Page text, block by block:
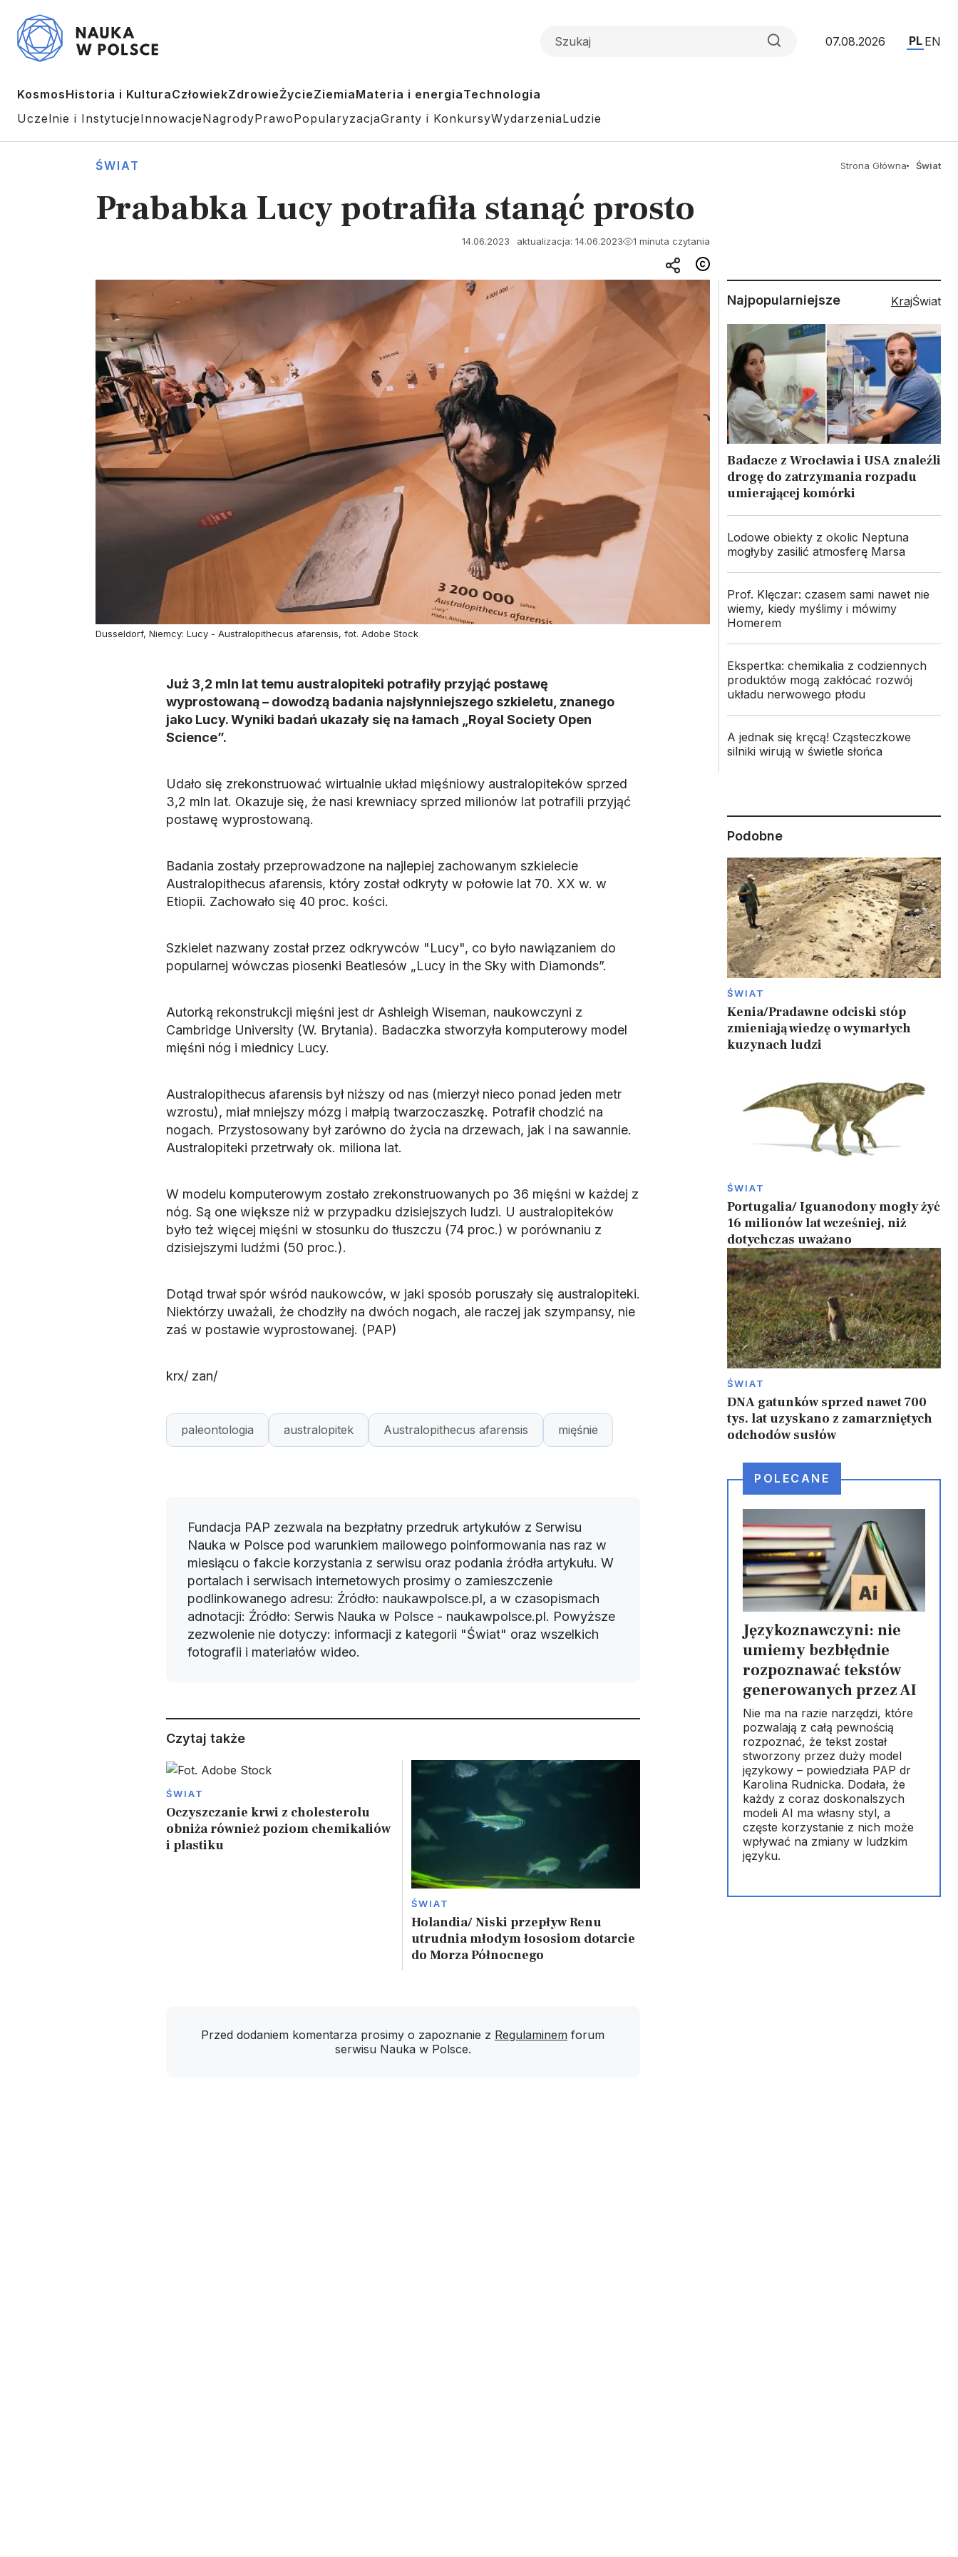
07.08.2026 PL EN
KosmosHistoria i KulturaCzłowiekZdrowieŻycieZiemiaMateria i energiaTechnologia
Uczelnie i InstytucjeInnowacjeNagrodyPrawoPopularyzacjaGranty i KonkursyWydarzeniaLudzie
ŚWIAT Strona Główna Świat
Prababka Lucy potrafiła stanąć prosto
14.06.2023 aktualizacja: 14.06.2023 1 minuta czytania
Dusseldorf, Niemcy: Lucy - Australopithecus afarensis, fot. Adobe Stock
Już 3,2 mln lat temu australopiteki potrafiły przyjąć postawę
wyprostowaną – dowodzą badania najsłynniejszego szkieletu, znanego
jako Lucy. Wyniki badań ukazały się na łamach „Royal Society Open
Science”.
Udało się zrekonstruować wirtualnie układ mięśniowy australopiteków sprzed
3,2 mln lat. Okazuje się, że nasi krewniacy sprzed milionów lat potrafili przyjąć
postawę wyprostowaną.
Badania zostały przeprowadzone na najlepiej zachowanym szkielecie
Australopithecus afarensis, który został odkryty w połowie lat 70. XX w. w
Etiopii. Zachowało się 40 proc. kości.
Szkielet nazwany został przez odkrywców "Lucy", co było nawiązaniem do
popularnej wówczas piosenki Beatlesów „Lucy in the Sky with Diamonds”.
Autorką rekonstrukcji mięśni jest dr Ashleigh Wiseman, naukowczyni z
Cambridge University (W. Brytania). Badaczka stworzyła komputerowy model
mięśni nóg i miednicy Lucy.
Australopithecus afarensis był niższy od nas (mierzył nieco ponad jeden metr
wzrostu), miał mniejszy mózg i małpią twarzoczaszkę. Potrafił chodzić na
nogach. Przystosowany był zarówno do życia na drzewach, jak i na sawannie.
Australopiteki przetrwały ok. miliona lat.
W modelu komputerowym zostało zrekonstruowanych po 36 mięśni w każdej z
nóg. Są one większe niż w przypadku dzisiejszych ludzi. U australopiteków
było też więcej mięśni w stosunku do tłuszczu (74 proc.) w porównaniu z
dzisiejszymi ludźmi (50 proc.).
Dotąd trwał spór wśród naukowców, w jaki sposób poruszały się australopiteki.
Niektórzy uważali, że chodziły na dwóch nogach, ale raczej jak szympansy, nie
zaś w postawie wyprostowanej. (PAP)
krx/ zan/
paleontologia australopitek Australopithecus afarensis mięśnie
Fundacja PAP zezwala na bezpłatny przedruk artykułów z Serwisu
Nauka w Polsce pod warunkiem mailowego poinformowania nas raz w
miesiącu o fakcie korzystania z serwisu oraz podania źródła artykułu. W
portalach i serwisach internetowych prosimy o zamieszczenie
podlinkowanego adresu: Źródło: naukawpolsce.pl, a w czasopismach
adnotacji: Źródło: Serwis Nauka w Polsce - naukawpolsce.pl. Powyższe
zezwolenie nie dotyczy: informacji z kategorii "Świat" oraz wszelkich
fotografii i materiałów wideo.
Czytaj także
ŚWIAT
Oczyszczanie krwi z cholesterolu
obniża również poziom chemikaliów
i plastiku
ŚWIAT
Holandia/ Niski przepływ Renu
utrudnia młodym łososiom dotarcie
do Morza Północnego
Przed dodaniem komentarza prosimy o zapoznanie z Regulaminem forum
serwisu Nauka w Polsce.
Najpopularniejsze KrajŚwiat
Badacze z Wrocławia i USA znaleźli
drogę do zatrzymania rozpadu
umierającej komórki
Lodowe obiekty z okolic Neptuna
mogłyby zasilić atmosferę Marsa
Prof. Klęczar: czasem sami nawet nie
wiemy, kiedy myślimy i mówimy
Homerem
Ekspertka: chemikalia z codziennych
produktów mogą zakłócać rozwój
układu nerwowego płodu
A jednak się kręcą! Cząsteczkowe
silniki wirują w świetle słońca
Podobne
ŚWIAT
Kenia/Pradawne odciski stóp
zmieniają wiedzę o wymarłych
kuzynach ludzi
ŚWIAT
Portugalia/ Iguanodony mogły żyć
16 milionów lat wcześniej, niż
dotychczas uważano
ŚWIAT
DNA gatunków sprzed nawet 700
tys. lat uzyskano z zamarzniętych
odchodów susłów
POLECANE
Językoznawczyni: nie
umiemy bezbłędnie
rozpoznawać tekstów
generowanych przez AI
Nie ma na razie narzędzi, które
pozwalają z całą pewnością
rozpoznać, że tekst został
stworzony przez duży model
językowy – powiedziała PAP dr
Karolina Rudnicka. Dodała, że
każdy z coraz doskonalszych
modeli AI ma własny styl, a
częste korzystanie z nich może
wpływać na zmiany w ludzkim
języku.